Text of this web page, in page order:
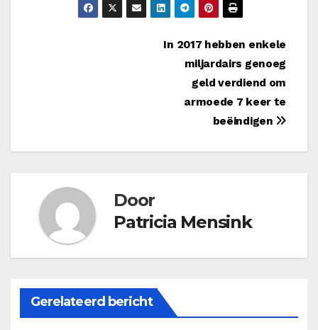
In 2017 hebben enkele
miljardairs genoeg
geld verdiend om
armoede 7 keer te
beëindigen
Door
Patricia Mensink
Gerelateerd bericht